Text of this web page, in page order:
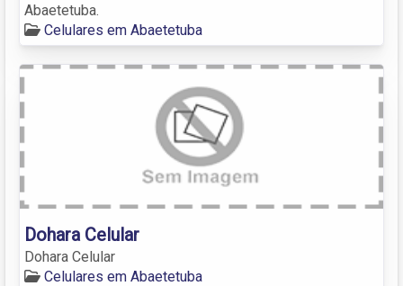
Abaetetuba.
Celulares em Abaetetuba
Dohara Celular
Dohara Celular
Celulares em Abaetetuba